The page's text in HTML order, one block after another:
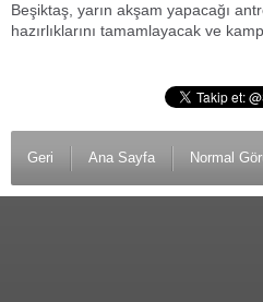
Beşiktaş, yarın akşam yapacağı
hazırlıklarını tamamlayacak ve
Geri Ana Sayfa Normal